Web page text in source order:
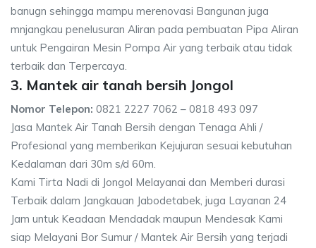
banugn sehingga mampu merenovasi Bangunan juga
mnjangkau penelusuran Aliran pada pembuatan Pipa Aliran
untuk Pengairan Mesin Pompa Air yang terbaik atau tidak
terbaik dan Terpercaya.
3. Mantek air tanah bersih Jongol
Nomor Telepon: 0821 2227 7062 – 0818 493 097
Jasa Mantek Air Tanah Bersih dengan Tenaga Ahli /
Profesional yang memberikan Kejujuran sesuai kebutuhan
Kedalaman dari 30m s/d 60m.
Kami Tirta Nadi di Jongol Melayanai dan Memberi durasi
Terbaik dalam Jangkauan Jabodetabek, juga Layanan 24
Jam untuk Keadaan Mendadak maupun Mendesak Kami
siap Melayani Bor Sumur / Mantek Air Bersih yang terjadi